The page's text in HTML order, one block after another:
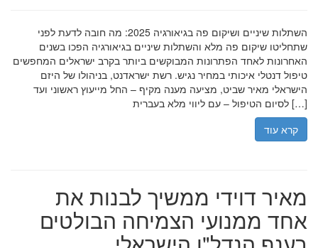
השתלות שיניים ושיקום פה בגיאורגיה 2025: מה חובה לדעת לפני
שתחליטו שיקום פה מלא והשתלות שיניים בגיאורגיה הפכו בשנים
האחרונות לאחד הפתרונות המבוקשים ביותר בקרב ישראלים המחפשים
טיפול דנטלי איכותי במחיר נגיש. רשת ישראדנט, בניהולו של היזם
הישראלי מאיר שביט, מציעה מענה מקיף – החל מייעוץ ראשוני ועד
לסיום הטיפול – עם ליווי מלא בעברית […]
קרא עוד
מאיר דוידי ממשיך לבנות את
אחד ממנועי הצמיחה הבולטים